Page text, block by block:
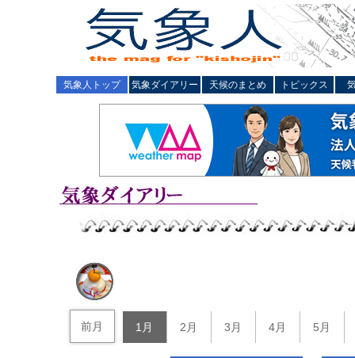
気象人トップ 気象ダイアリー 天候のまとめ トピックス
前月 1月 2月 3月 4月 5月